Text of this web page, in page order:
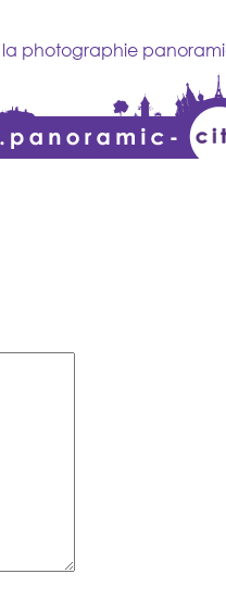
la photographie